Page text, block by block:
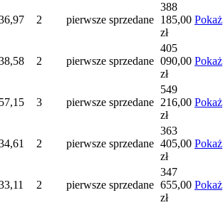
2 pierwsze sprzedane
388
185,00
zł
Pokaż
2 pierwsze sprzedane
405
090,00
zł
Pokaż
57,15 3 pierwsze sprzedane
549
216,00
zł
Pokaż
2 pierwsze sprzedane
363
405,00
zł
Pokaż
2 pierwsze sprzedane
347
655,00
zł
Pokaż